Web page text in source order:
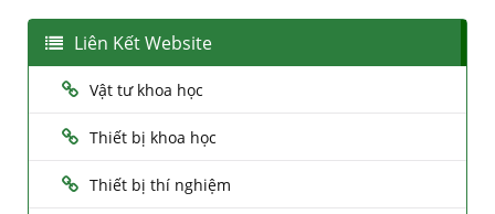
Liên Kết Website
Vật tư khoa học
Thiết bị khoa học
Thiết bị thí nghiệm